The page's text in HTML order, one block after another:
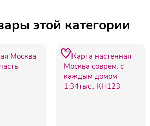
этой категории